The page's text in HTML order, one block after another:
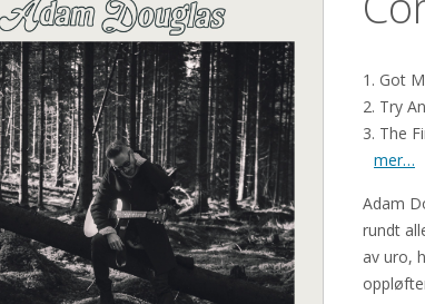
1. Got
2. Try
3. The
mer…
Adam
rundt
av uro,